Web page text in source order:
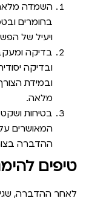
השמדה מלאה
בחומרים
ויעיל של
בדיקה
ובדיקה
ובמידת
מלאה.
בטיחות ושקט
המאושרים
ההדברה
טיפים
לאחר ההדברה,